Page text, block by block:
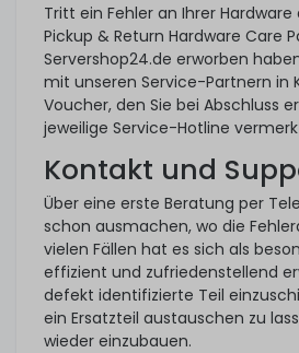
Tritt ein Fehler an Ihrer
Pickup & Return Hardware Care
Servershop24.de erworben
mit unseren Service-Partnern in
Voucher, den Sie bei Abschluss
jeweilige Service-Hotline
Kontakt und
Über eine erste Beratung per
schon ausmachen, wo die
vielen Fällen hat es sich als
effizient und zufriedenstellend
defekt identifizierte Teil
ein Ersatzteil austauschen zu
wieder einzubauen.